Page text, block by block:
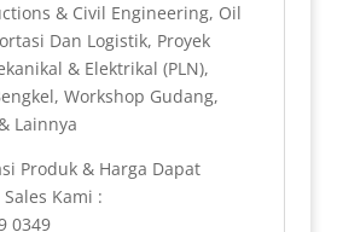
& Civil Engineering, Oil
Dan Logistik, Proyek
& Elektrikal (PLN),
Workshop Gudang,
Lainnya
Produk & Harga Dapat
Kami :
0349